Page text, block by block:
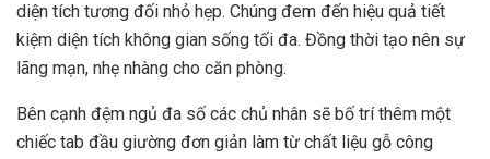
diện tích tương đối nhỏ hẹp. Chúng đem đến hiệu quả tiết
kiệm diện tích không gian sống tối đa. Đồng thời tạo nên sự
lãng mạn, nhẹ nhàng cho căn phòng.
Bên cạnh đệm ngủ đa số các chủ nhân sẽ bố trí thêm một
chiếc tab đầu giường đơn giản làm từ chất liệu gỗ công